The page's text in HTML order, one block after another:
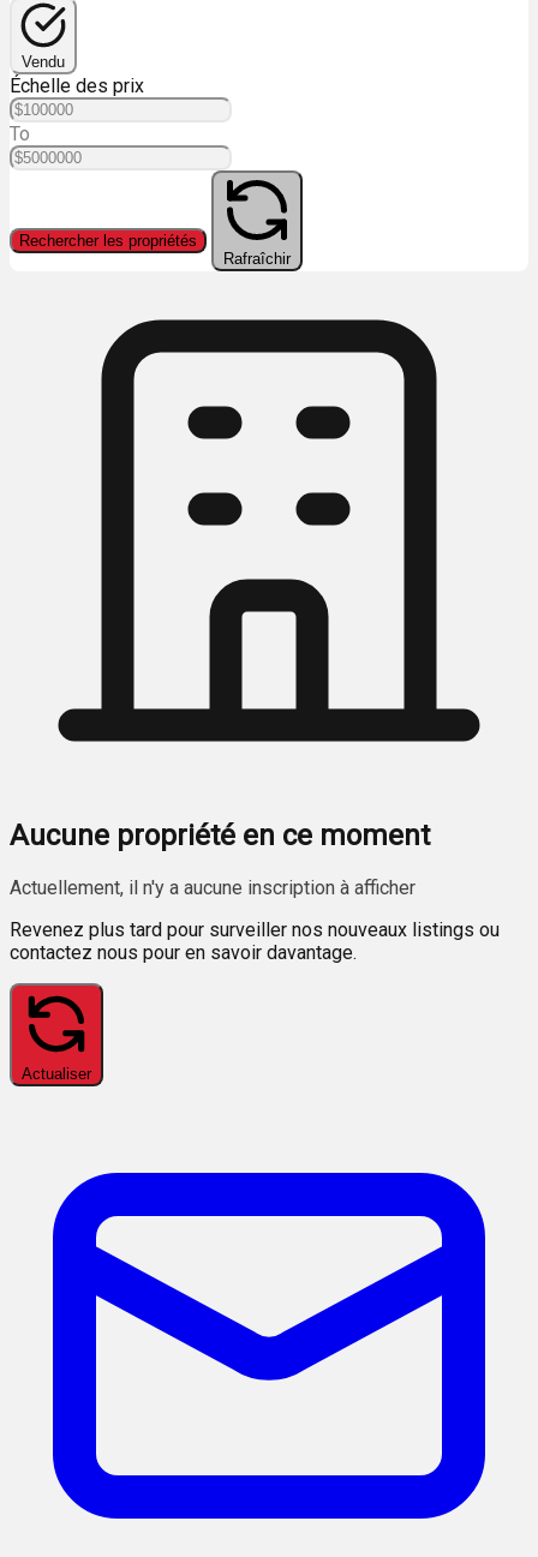
Vendu
Échelle des prix
To
Rechercher les propriétés
Rafraîchir
Aucune propriété en ce moment
Actuellement, il n'y a aucune inscription à afficher
Revenez plus tard pour surveiller nos nouveaux listings ou
contactez nous pour en savoir davantage.
Actualiser